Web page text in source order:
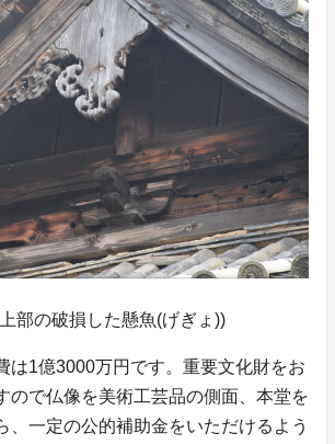
部の破損した懸魚(げぎょ))
1億3000万円です。重要文化財をお
ので仏像を美術工芸品の側面、本堂を
、一定の公的補助金をいただけるよう